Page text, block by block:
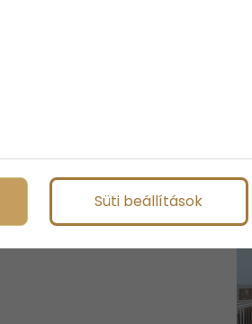
Süti beállítások